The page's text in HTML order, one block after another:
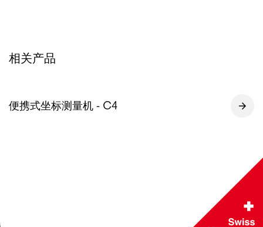
相关产品
便携式坐标测量机 - C4